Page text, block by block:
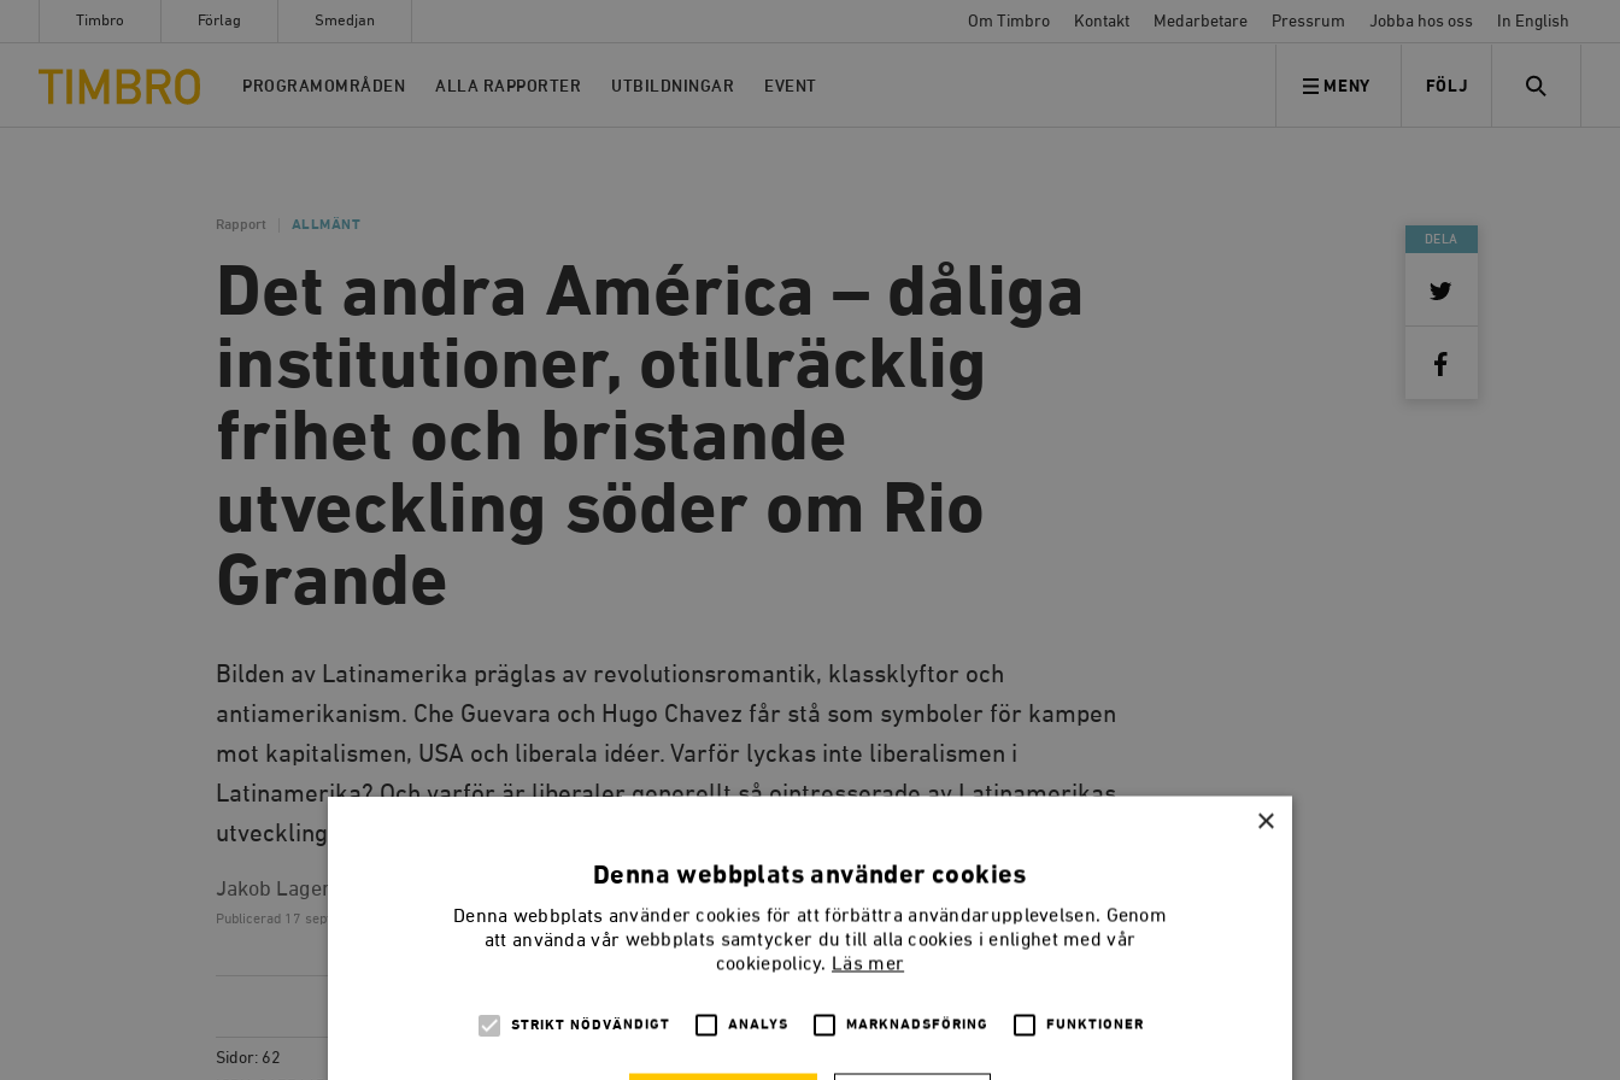
Timbro Förlag Smedjan Om Timbro Kontakt Medarbetare Pressrum Jobba hos oss In English
Timbro PROGRAMOMRÅDEN ALLA RAPPORTER UTBILDNINGAR EVENT MENY FÖLJ
FÖLJ OSS SEARCH
Rapport ALLMÄNT
Det andra América – dåliga
institutioner, otillräcklig
frihet och bristande
utveckling söder om Rio
Grande
Bilden av Latinamerika präglas av revolutionsromantik, klassklyftor och
antiamerikanism. Che Guevara och Hugo Chavez får stå som symboler för kampen
mot kapitalismen, USA och liberala idéer. Varför lyckas inte liberalismen i
Latinamerika? Och varför är liberaler generellt så ointresserade av Latinamerikas
utveckling?
Jakob Lagerkranser
Publicerad 17 september 2008, 15.35
Sidor: 62
DELA
×
Denna webbplats använder cookies
Denna webbplats använder cookies för att förbättra användarupplevelsen. Genom
att använda vår webbplats samtycker du till alla cookies i enlighet med vår
cookiepolicy. Läs mer
STRIKT NÖDVÄNDIGT ANALYS MARKNADSFÖRING FUNKTIONER